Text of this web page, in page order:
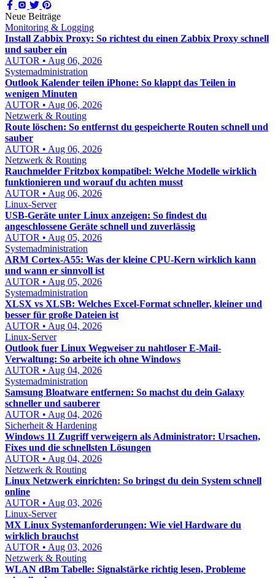
Neue Beiträge
Monitoring & Logging
Install Zabbix Proxy: So richtest du einen Zabbix Proxy schnell
und sauber ein
AUTOR • Aug 06, 2026
Systemadministration
Outlook Kalender teilen iPhone: So klappt das Teilen in
wenigen Minuten
AUTOR • Aug 06, 2026
Netzwerk & Routing
Route löschen: So entfernst du gespeicherte Routen schnell und
sauber
AUTOR • Aug 06, 2026
Netzwerk & Routing
Rauchmelder Fritzbox kompatibel: Welche Modelle wirklich
funktionieren und worauf du achten musst
AUTOR • Aug 06, 2026
Linux-Server
USB-Geräte unter Linux anzeigen: So findest du
angeschlossene Geräte schnell und zuverlässig
AUTOR • Aug 05, 2026
Systemadministration
ARM Cortex-A55: Was der kleine CPU-Kern wirklich kann
und wann er sinnvoll ist
AUTOR • Aug 05, 2026
Systemadministration
XLSX vs XLSB: Welches Excel-Format schneller, kleiner und
besser für große Dateien ist
AUTOR • Aug 04, 2026
Linux-Server
Outlook fuer Linux Wegweiser zu nahtloser E-Mail-
Verwaltung: So arbeite ich ohne Windows
AUTOR • Aug 04, 2026
Systemadministration
Samsung Bloatware entfernen: So machst du dein Galaxy
schneller und sauberer
AUTOR • Aug 04, 2026
Sicherheit & Hardening
Windows 11 Zugriff verweigern als Administrator: Ursachen,
Fixes und die schnellsten Lösungen
AUTOR • Aug 04, 2026
Netzwerk & Routing
Linux Netzwerk einrichten: So bringst du dein System schnell
online
AUTOR • Aug 03, 2026
Linux-Server
MX Linux Systemanforderungen: Wie viel Hardware du
wirklich brauchst
AUTOR • Aug 03, 2026
Netzwerk & Routing
WLAN dBm Tabelle: Signalstärke richtig lesen, Probleme